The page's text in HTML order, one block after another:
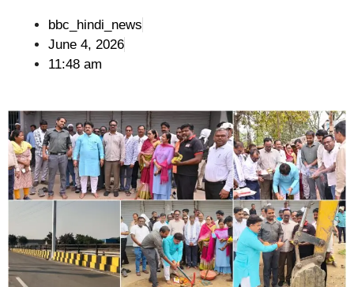
bbc_hindi_news
June 4, 2026
11:48 am